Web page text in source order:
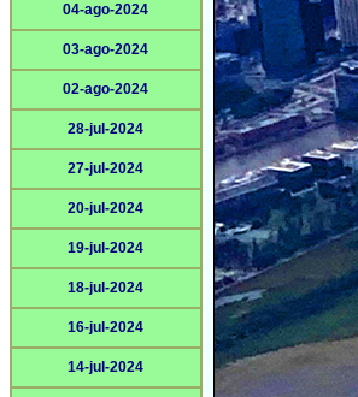
04-ago-2024
03-ago-2024
02-ago-2024
28-jul-2024
27-jul-2024
20-jul-2024
19-jul-2024
18-jul-2024
16-jul-2024
14-jul-2024